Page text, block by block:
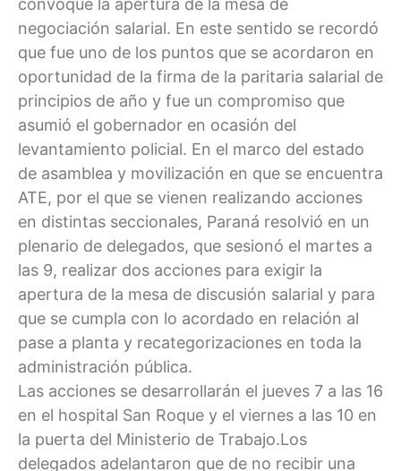
convoque la apertura de la mesa de
negociación salarial. En este sentido se recordó
que fue uno de los puntos que se acordaron en
oportunidad de la firma de la paritaria salarial de
principios de año y fue un compromiso que
asumió el gobernador en ocasión del
levantamiento policial. En el marco del estado
de asamblea y movilización en que se encuentra
ATE, por el que se vienen realizando acciones
en distintas seccionales, Paraná resolvió en un
plenario de delegados, que sesionó el martes a
las 9, realizar dos acciones para exigir la
apertura de la mesa de discusión salarial y para
que se cumpla con lo acordado en relación al
pase a planta y recategorizaciones en toda la
administración pública.
Las acciones se desarrollarán el jueves 7 a las 16
en el hospital San Roque y el viernes a las 10 en
la puerta del Ministerio de Trabajo.Los
delegados adelantaron que de no recibir una